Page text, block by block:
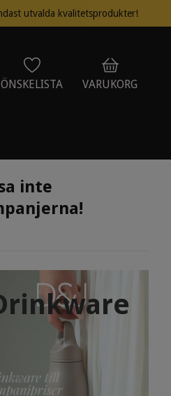
utvalda kvalitetsprodukter!
ÖNSKELISTA VARUKORG
inte